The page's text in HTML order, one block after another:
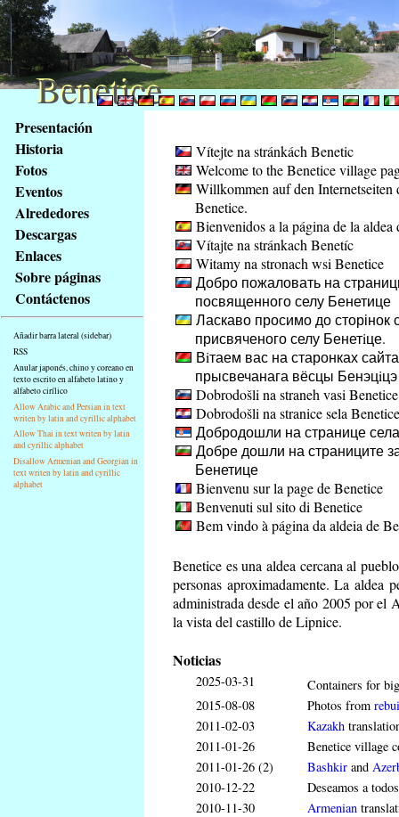
obsah
stránky
Klávesové
zkratky
tomto
webu
základní
Hlavní
strana
Presentación
Historia
Fotos
Eventos
Alrededores
Descargas
Enlaces
Sobre páginas
Contáctenos
Añadir barra lateral (sidebar)
RSS
Anular japonés, chino y coreano en
texto escrito en alfabeto latino y
alfabeto cirílico
Allow Arabic and Persian in text
writen by latin and cyrillic alphabet
Allow Thai in text writen by latin
and cyrillic alphabet
Disallow Armenian and Georgian in
text writen by latin and cyrillic
alphabet
Vítejte na stránkách Benetic
Welcome to the Benetice village
Willkommen auf den Internetseiten
Benetice.
Bienvenidos a la página de la aldea
Vítajte na stránkach Benetíc
Witamy na stronach wsi Benetice
Добро пожаловать на
посвященного селу Бенетице
Ласкаво просимо до сторінок
присвяченого селу Бенетiце.
Вiтаем вас на старонках
прысвечанага вёсцы Бенэцiцэ
Dobrodošli na straneh vasi Benetice
Dobrodošli na stranice sela Benetice
Добродошли на странице
Добре дошли на страниците
Бенетице
Bienvenu sur la page de Benetice
Benvenuti sul sito di Benetice
Bem vindo à página da aldeia de
Benetice es una aldea cercana al
personas aproximadamente. La aldea
administrada desde el año 2005 por el
la vista del castillo de Lipnice.
Noticias
2025-03-31
Containers for
2015-08-08
Photos from
2011-02-03
Kazakh
2011-01-26
Benetice village
2011-01-26 (2)
Bashkir and
2010-12-22
Deseamos a
2010-11-30
Armenian
Benetice
Benetice